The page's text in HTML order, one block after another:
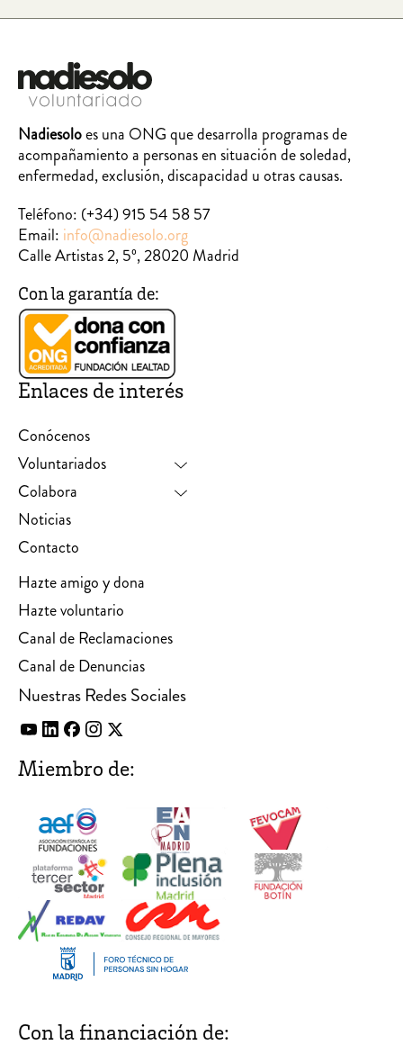
Nadiesoloes una ONG que desarrolla programas de
acompañamiento a personas en situación de soledad,
enfermedad, exclusión, discapacidad u otras causas.
Teléfono: (+34) 915 54 58 57
Email: info@nadiesolo.org
Calle Artistas 2, 5º, 28020 Madrid
Con la garantía de:
Enlaces de interés
Conócenos
Voluntariados
Colabora
Noticias
Contacto
Hazte amigo y dona
Hazte voluntario
Canal de Reclamaciones
Canal de Denuncias
Nuestras Redes Sociales
Miembro de:
Con la financiación de: